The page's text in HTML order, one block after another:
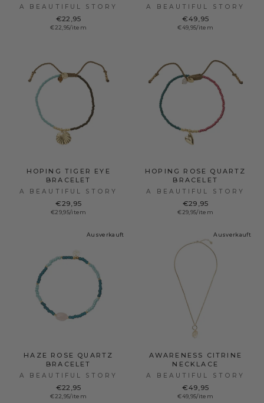
A BEAUTIFUL STORY
€22,95
€22,95/item
A BEAUTIFUL STORY
€49,95
€49,95/item
HOPING TIGER EYE
BRACELET
A BEAUTIFUL STORY
€29,95
€29,95/item
HOPING ROSE QUARTZ
BRACELET
A BEAUTIFUL STORY
€29,95
€29,95/item
Ausverkauft
HAZE ROSE QUARTZ
BRACELET
A BEAUTIFUL STORY
€22,95
€22,95/item
Ausverkauft
AWARENESS CITRINE
NECKLACE
A BEAUTIFUL STORY
€49,95
€49,95/item